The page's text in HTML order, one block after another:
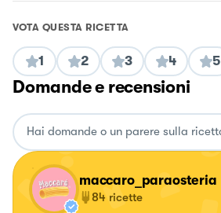
VOTA QUESTA RICETTA
1 2 3 4 5
Domande e recensioni
maccaro_paraosteria
84 ricette